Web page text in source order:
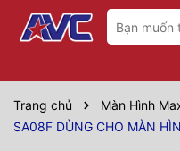
Trang chủ Màn Hình
SA08F DÙNG CHO MÀN
Thông số kỹ thuật
Phiên bản
CPU Dual